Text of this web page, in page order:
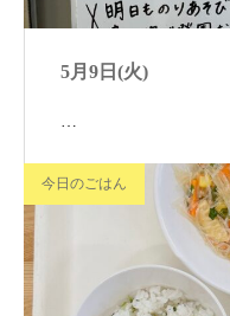
5月9日(火)
…
今日のごはん